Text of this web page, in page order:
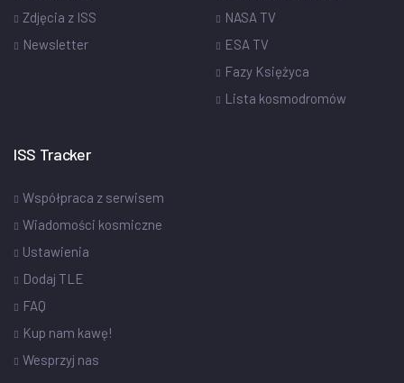
Zdjęcia z ISS
Newsletter
NASA TV
ESA TV
Fazy Księżyca
Lista kosmodromów
ISS Tracker
Współpraca z serwisem
Wiadomości kosmiczne
Ustawienia
Dodaj TLE
FAQ
Kup nam kawę!
Wesprzyj nas